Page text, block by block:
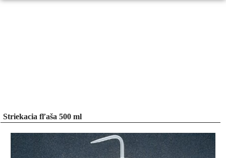
Striekacia fľaša 500 ml